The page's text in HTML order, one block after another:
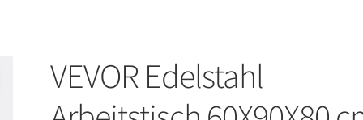
VEVOR Edelstahl